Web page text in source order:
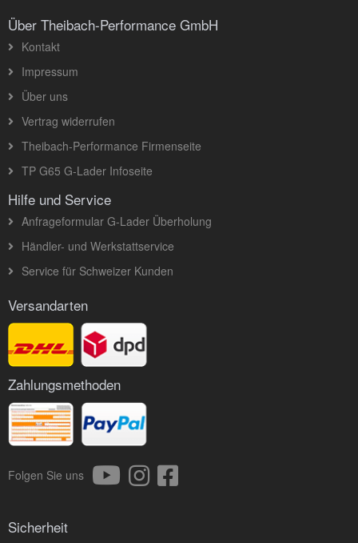
Über Theibach-Performance GmbH
Kontakt
Impressum
Über uns
Vertrag widerrufen
Theibach-Performance Firmenseite
TP G65 G-Lader Infoseite
Hilfe und Service
Anfrageformular G-Lader Überholung
Händler- und Werkstattservice
Service für Schweizer Kunden
Versandarten
Zahlungsmethoden
Folgen Sie uns
Sicherheit